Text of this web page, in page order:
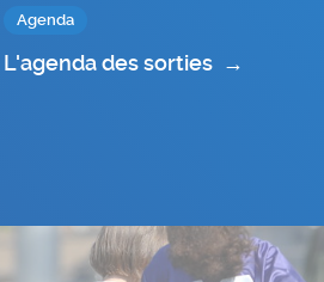
Agenda
L'agenda des sorties →